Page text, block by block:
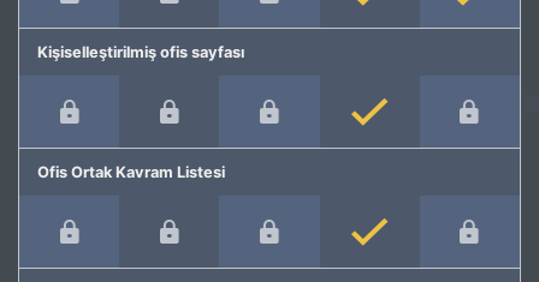
Kişiselleştirilmiş ofis sayfası
Ofis Ortak Kavram Listesi